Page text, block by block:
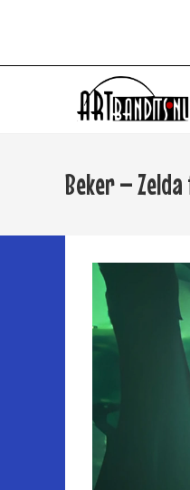
Beker –